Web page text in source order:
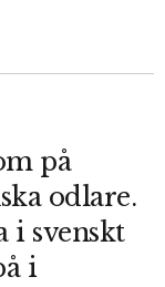
på
odlare.
i svenskt
i